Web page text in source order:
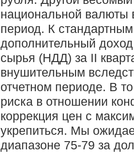
национальной
период. К
дополнительный
сырья (НДД) за II
внушительным
отчетном периоде. В
риска в отношении
коррекция цен с
укрепиться. Мы
диапазоне 75-79 за